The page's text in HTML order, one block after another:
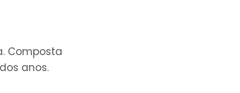
Composta
anos.